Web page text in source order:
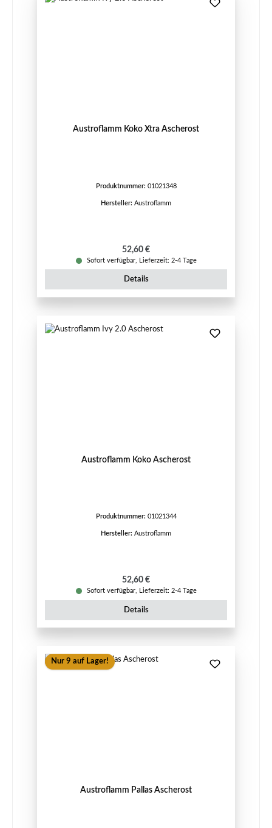
Austroflamm Koko Xtra Ascherost
Produktnummer: 01021348
Hersteller: Austroflamm
Regulärer Preis:
52,60 €
Sofort verfügbar, Lieferzeit: 2-4 Tage
Details
Austroflamm Koko Ascherost
Produktnummer: 01021344
Hersteller: Austroflamm
Regulärer Preis:
52,60 €
Sofort verfügbar, Lieferzeit: 2-4 Tage
Details
Nur 9 auf Lager!
Austroflamm Pallas Ascherost